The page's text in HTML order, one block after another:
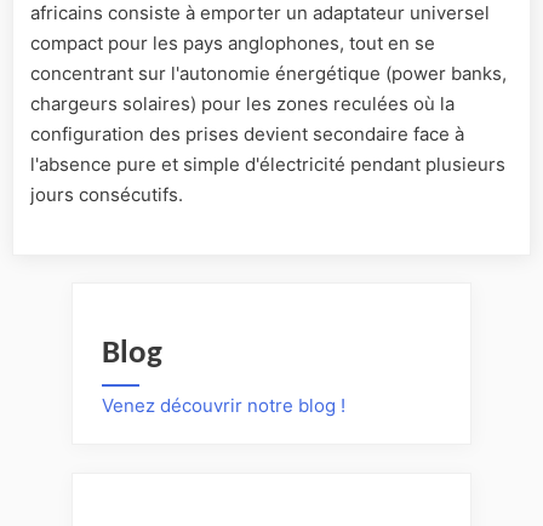
africains consiste à emporter un adaptateur universel
compact pour les pays anglophones, tout en se
concentrant sur l'autonomie énergétique (power banks,
chargeurs solaires) pour les zones reculées où la
configuration des prises devient secondaire face à
l'absence pure et simple d'électricité pendant plusieurs
jours consécutifs.
Blog
Venez découvrir notre blog !